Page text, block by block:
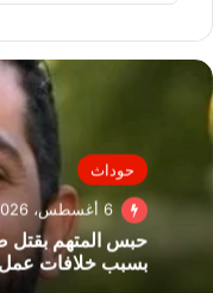
حوداث
6 أغسطس، 2026
حبس المتهم بقتل
بسبب خلافات عمل